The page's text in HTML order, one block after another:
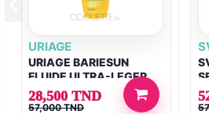
URIAGE
URIAGE BARIESUN
FLUIDE ULTRA-LEGER
SPF50+ 30ML
28,500 TND
57,000 TND